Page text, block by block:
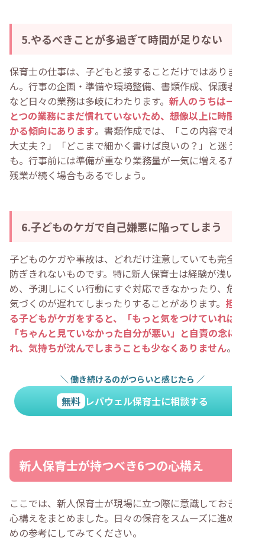
5.やるべきことが多過ぎて時間が足りない
保育士の仕事は、子どもと接することだけではありませ
ん。行事の企画・準備や環境整備、書類作成、保護者対応
など日々の業務は多岐にわたります。 新人のうちは一つひ
とつの業務にまだ慣れていないため、想像以上に時間がか
かる傾向にあります。書類作成では、「この内容で本当に
大丈夫？」「どこまで細かく書けば良いの？」と迷うこと
も。行事前には準備が重なり業務量が一気に増えるため、
残業が続く場合もあるでしょう。
6.子どものケガで自己嫌悪に陥ってしまう
子どものケガや事故は、どれだけ注意していても完全には
防ぎきれないものです。特に新人保育士は経験が浅いた
め、予測しにくい行動にすぐ対応できなかったり、危険に
気づくのが遅れてしまったりすることがあります。 担当す
る子どもがケガをすると、「もっと気をつけていれば…」
「ちゃんと見ていなかった自分が悪い」と自責の念に駆ら
れ、気持ちが沈んでしまうことも少なくありません。
＼ 働き続けるのがつらいと感じたら ／
無料 レバウェル保育士に相談する
新人保育士が持つべき6つの心構え
ここでは、新人保育士が現場に立つ際に意識しておきたい
心構えをまとめました。日々の保育をスムーズに進めるた
めの参考にしてみてください。